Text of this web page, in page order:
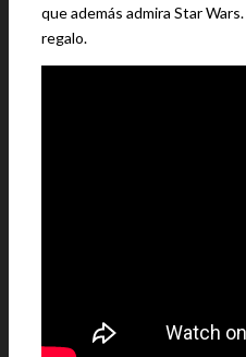
que además admira Star Wars.
regalo.